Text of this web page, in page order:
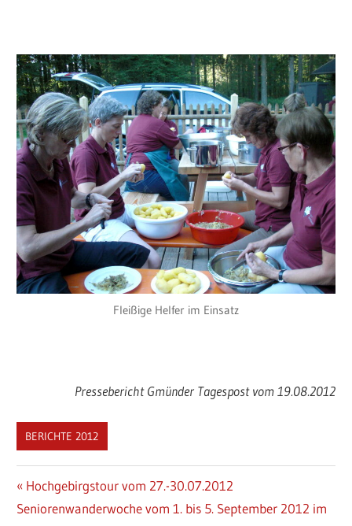
Fleißige Helfer im Einsatz
Pressebericht Gmünder Tagespost vom 19.08.2012
BERICHTE 2012
Beitragsnavigation
Vorheriger
Beitrag:
Hochgebirgstour vom 27.-30.07.2012
Nächster
Seniorenwanderwoche vom 1. bis 5. September 2012 im